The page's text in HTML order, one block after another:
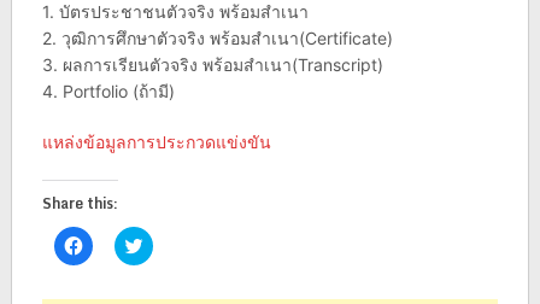
1. บัตรประชาชนตัวจริง พร้อมสำเนา
2. วุฒิการศึกษาตัวจริง พร้อมสำเนา(Certificate)
3. ผลการเรียนตัวจริง พร้อมสำเนา(Transcript)
4. Portfolio (ถ้ามี)
แหล่งข้อมูลการประกวดแข่งขัน
Share this:
Click
to
Click
to